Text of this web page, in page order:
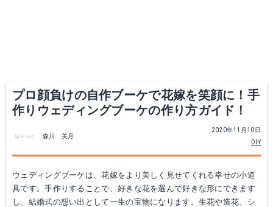
プロ顔負けの自作ブーケで花嫁を笑顔に！手
作りウェディングブーケの作り方ガイド！
2020年11月10日
DIY
森川 美月
ウェディングブーケは、花嫁をより美しく見せてくれる幸せの小道
具です。手作りすることで、好きな花を選んで好きな形にできます
し、結婚式の想い出として一生の宝物になります。生花や造花、シ